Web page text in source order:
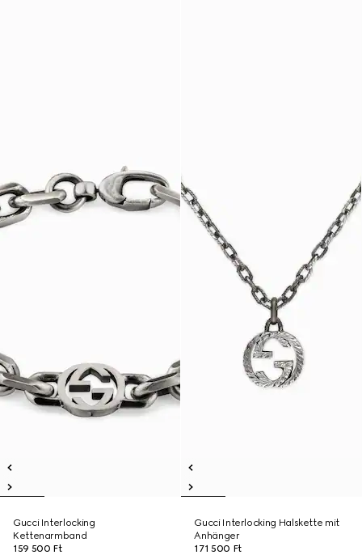
Gucci Interlocking
Kettenarmband
159 500 Ft
Gucci Interlocking Halskette mit
Anhänger
171 500 Ft